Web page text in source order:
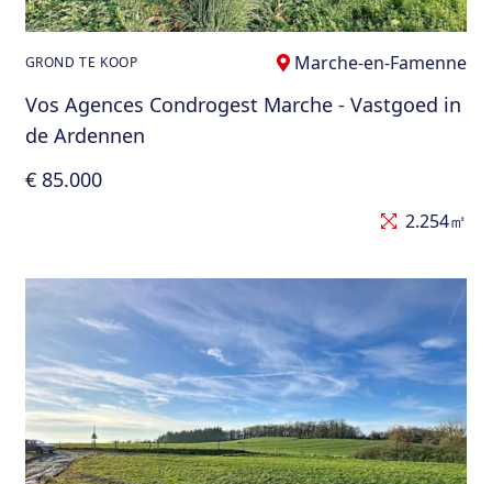
GROND TE KOOP Marche-en-Famenne
Vos Agences Condrogest Marche - Vastgoed in
de Ardennen
€ 85.000
2.254㎡